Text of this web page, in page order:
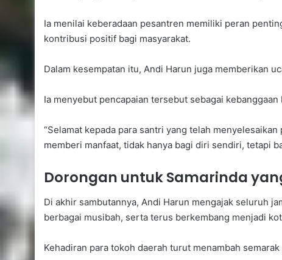
Ia menilai keberadaan pesantren memiliki peran
kontribusi positif bagi masyarakat.
Dalam kesempatan itu, Andi Harun juga memberikan
Ia menyebut pencapaian tersebut sebagai
“Selamat kepada para santri yang telah
memberi manfaat, tidak hanya bagi diri sendiri, tetapi
Dorongan untuk Samarinda
Di akhir sambutannya, Andi Harun mengajak seluruh
berbagai musibah, serta terus berkembang menjadi
Kehadiran para tokoh daerah turut menambah